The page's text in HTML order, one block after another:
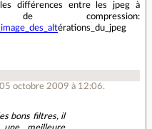
différences entre les jpeg à
compression:
érations_du_jpeg
05 octobre 2009 à 12:06.
bons filtres, il
meilleure